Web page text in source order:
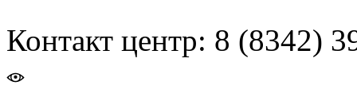
Контакт центр: 8 (8342)